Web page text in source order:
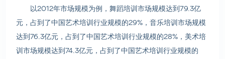
以2012年市场规模为例，舞蹈培训市场规模达到79.3亿
元，占到了中国艺术培训行业规模的29%，音乐培训市场规模
达到76.3亿元，占到了中国艺术培训行业规模的28%，美术培
训市场规模达到74.3亿元，占到了中国艺术培训行业规模的